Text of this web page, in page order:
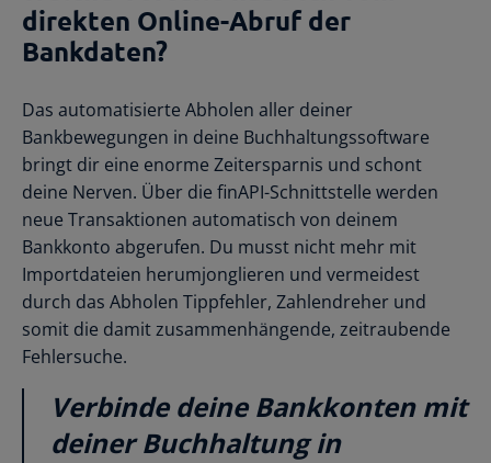
direkten Online-Abruf der
Bankdaten?
Das automatisierte Abholen aller deiner
Bankbewegungen in deine Buchhaltungssoftware
bringt dir eine enorme Zeitersparnis und schont
deine Nerven. Über die finAPI-Schnittstelle werden
neue Transaktionen automatisch von deinem
Bankkonto abgerufen. Du musst nicht mehr mit
Importdateien herumjonglieren und vermeidest
durch das Abholen Tippfehler, Zahlendreher und
somit die damit zusammenhängende, zeitraubende
Fehlersuche.
Verbinde deine Bankkonten mit
deiner Buchhaltung in